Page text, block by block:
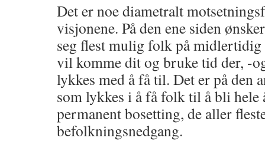
Det er noe diametralt
visjonene. På den ene siden
seg flest mulig folk på
vil komme dit og bruke tid der, -
lykkes med å få til. Det er på den
som lykkes i å få folk til å bli hele
permanent bosetting, de aller
befolkningsnedgang.